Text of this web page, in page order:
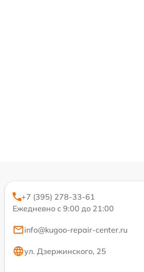
+7 (395) 278-33-61
Ежедневно с 9:00 до 21:00
info@kugoo-repair-center.ru
ул. Дзержинского, 25